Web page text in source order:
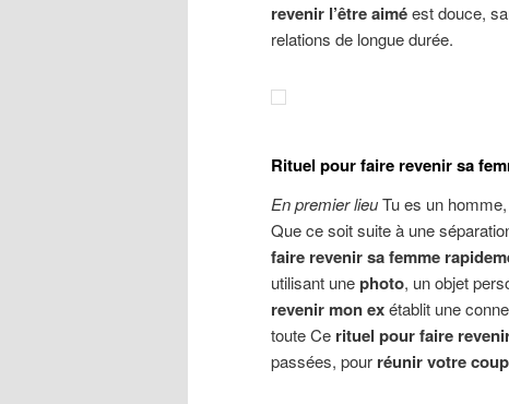
revenir l’être aiméest douce,
relations de longue durée.
Rituel pour faire revenir sa
En premier lieuTu es un
Que ce soit suite à une
faire revenir sa femme
utilisant unephoto, un objet
revenir mon exétablit une
toute Ce rituel pour faire
passées, pour réunir votre